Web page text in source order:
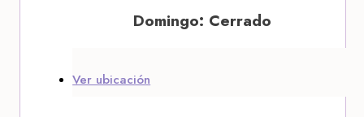
Domingo: Cerrado
Ver ubicación